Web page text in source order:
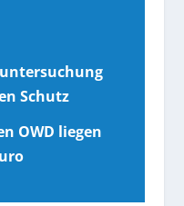
Schutz
OWD liegen